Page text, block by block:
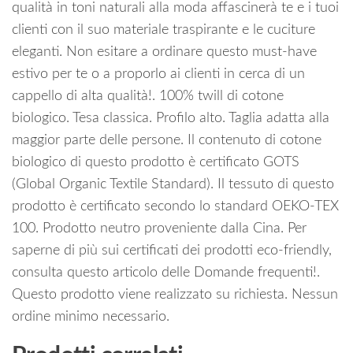
qualità in toni naturali alla moda affascinerà te e i tuoi
clienti con il suo materiale traspirante e le cuciture
eleganti. Non esitare a ordinare questo must-have
estivo per te o a proporlo ai clienti in cerca di un
cappello di alta qualità!. 100% twill di cotone
biologico. Tesa classica. Profilo alto. Taglia adatta alla
maggior parte delle persone. Il contenuto di cotone
biologico di questo prodotto è certificato GOTS
(Global Organic Textile Standard). Il tessuto di questo
prodotto è certificato secondo lo standard OEKO-TEX
100. Prodotto neutro proveniente dalla Cina. Per
saperne di più sui certificati dei prodotti eco-friendly,
consulta questo articolo delle Domande frequenti!.
Questo prodotto viene realizzato su richiesta. Nessun
ordine minimo necessario.